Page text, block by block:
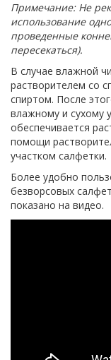
Примечание: Не
использование
проведенные
пересекаться).
В случае влажной
растворителем со
спиртом. После
влажному и сухому
обеспечивается
помощи
участком салфетки.
Более удобно
безворсовых
показано на видео.